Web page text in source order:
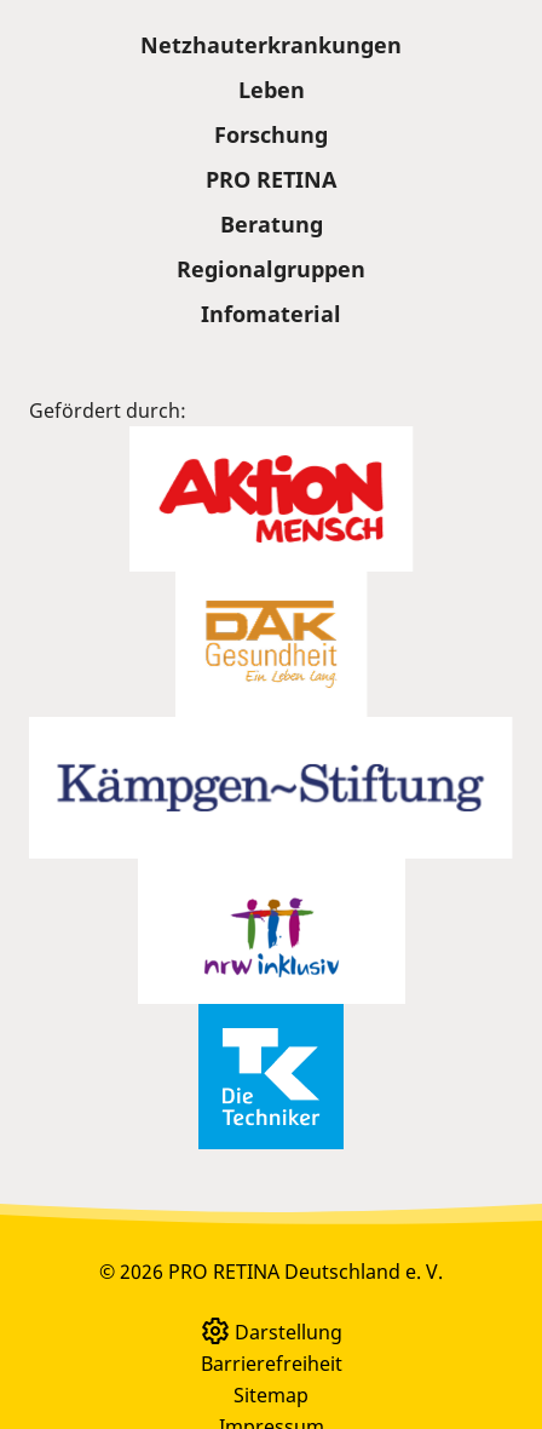
Netzhauterkrankungen
Leben
Forschung
PRO RETINA
Beratung
Regionalgruppen
Infomaterial
Gefördert durch:
© 2026 PRO RETINA Deutschland e. V.
Darstellung
Barrierefreiheit
Sitemap